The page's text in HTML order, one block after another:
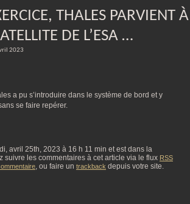
THALES PARVIENT À
DE L’ESA …
2023
a pu s’introduire dans le système de bord et y
se faire repérer.
avril 25th, 2023 à 16 h 11 min et est dans la
suivre les commentaires à cet article via le flux RSS
, ou faire un trackback depuis votre site.